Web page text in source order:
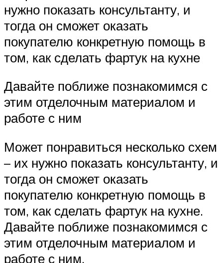
нужно показать консультанту, и
тогда он сможет оказать
покупателю конкретную помощь в
том, как сделать фартук на кухне
Давайте поближе познакомимся с
этим отделочным материалом и
работе с ним
Может понравиться несколько схем
– их нужно показать консультанту, и
тогда он сможет оказать
покупателю конкретную помощь в
том, как сделать фартук на кухне.
Давайте поближе познакомимся с
этим отделочным материалом и
работе с ним.